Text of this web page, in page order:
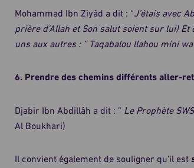
Mohammad Ibn Ziyâd a dit : “ J’étais avec
prière d'Allah et Son salut soient sur lui)
uns aux autres : ” Taqabalou llahou mini
6. Prendre des chemins différents aller-
Djabir Ibn Abdillâh a dit : ” Le Prophète
Al Boukhari)
Il convient également de souligner qu'il est